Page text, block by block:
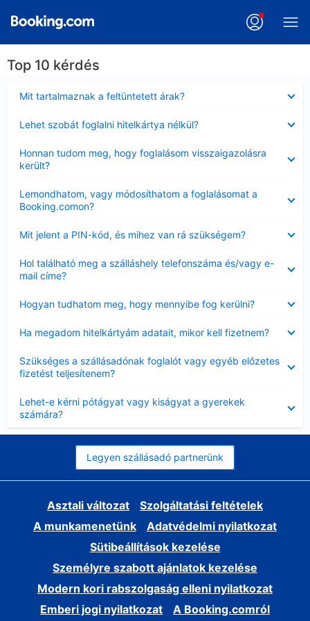
Top 10 kérdés
Mit tartalmaznak a feltüntetett árak?
Lehet szobát foglalni hitelkártya nélkül?
Honnan tudom meg, hogy foglalásom visszaigazolásra
került?
Lemondhatom, vagy módosíthatom a foglalásomat a
Booking.comon?
Mit jelent a PIN-kód, és mihez van rá szükségem?
Hol található meg a szálláshely telefonszáma és/vagy e-
mail címe?
Hogyan tudhatom meg, hogy mennyibe fog kerülni?
Ha megadom hitelkártyám adatait, mikor kell fizetnem?
Szükséges a szállásadónak foglalót vagy egyéb előzetes
fizetést teljesítenem?
Lehet-e kérni pótágyat vagy kiságyat a gyerekek
számára?
Legyen szállásadó partnerünk
Asztali változat
Szolgáltatási feltételek
A munkamenetünk
Adatvédelmi nyilatkozat
Sütibeállítások kezelése
Személyre szabott ajánlatok kezelése
Modern kori rabszolgaság elleni nyilatkozat
Emberi jogi nyilatkozat
A Booking.comról